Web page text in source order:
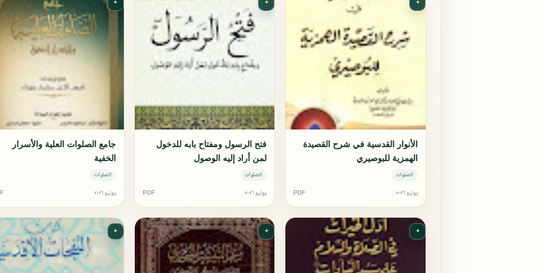
✦
الأنوار القدسية في شرح القصيدة
الهمزية للبوصيري
الصلوات
يوليو ٢٠٢٦ PDF
✦
فتح الرسول ومفتاح بابه للدخول
لمن أراد إليه الوصول
الصلوات
يوليو ٢٠٢٦ PDF
✦
جامع الصلوات العلية والأسرار
الخفية
الصلوات
يوليو ٢٠٢٦
✦
✦
✦